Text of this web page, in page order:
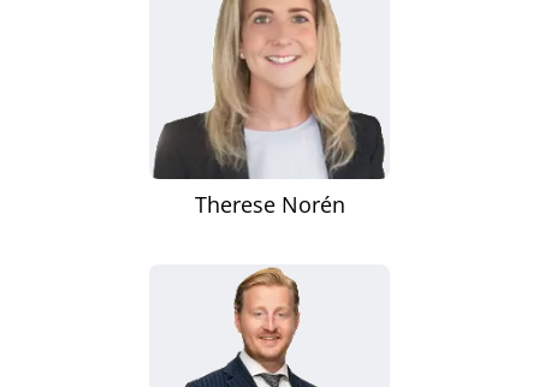
Therese Norén